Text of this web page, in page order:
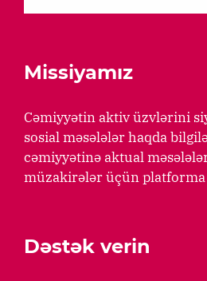
Missiyamız
Cəmiyyətin aktiv üzvlərini
sosial məsələlər haqda
cəmiyyətinə aktual
müzakirələr üçün platforma
Dəstək verin